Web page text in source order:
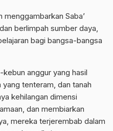
menggambarkan Saba’
berlimpah sumber daya,
bagi bangsa-bangsa
kebun anggur yang hasil
tenteram, dan tanah
kehilangan dimensi
dan membiarkan
mereka terjerembab dalam